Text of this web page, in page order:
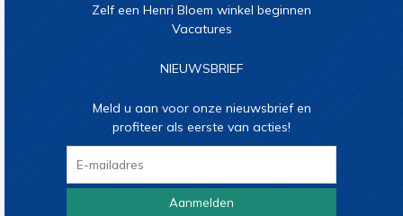
Zelf een Henri Bloem winkel beginnen
Vacatures
NIEUWSBRIEF
Meld u aan voor onze nieuwsbrief en
profiteer als eerste van acties!
Aanmelden